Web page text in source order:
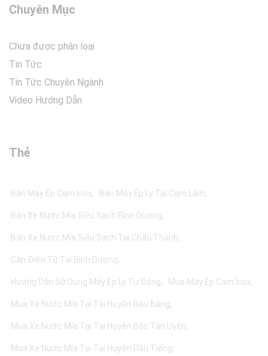
Chuyên Mục
Chưa được phân loại
Tin Tức
Tin Tức Chuyên Ngành
Video Hướng Dẫn
Thẻ
Bán Máy Ép Cam Inox Bán Máy Ép Ly Tại Cam Lâm
Bán Xe Nước Mía Siêu Sạch Bình Dương
Bán Xe Nước Mía Siêu Sạch Tại Châu Thành
Cân Điện Tử Tại Bình Dương
Hướng Dẫn Sử Dụng Máy Ép Ly Tự Động Mua Máy Ép Cam Inox
Mua Xe Nước Mía Tại Tại Huyện Bàu Bàng
Mua Xe Nước Mía Tại Tại Huyện Bắc Tân Uyên
Mua Xe Nước Mía Tại Tại Huyện Dầu Tiếng